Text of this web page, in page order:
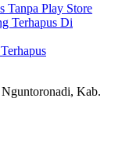
Tanpa Play Store
Terhapus Di
Kab.